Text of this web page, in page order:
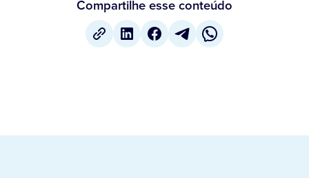
Compartilhe esse conteúdo